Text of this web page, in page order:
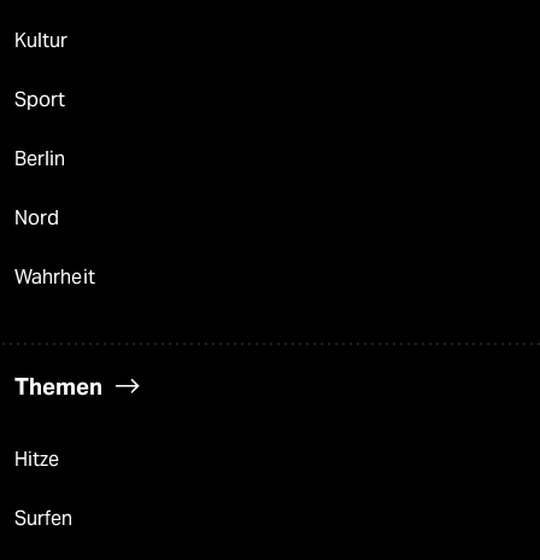
Kultur
Sport
Berlin
Nord
Wahrheit
Themen
Hitze
Surfen